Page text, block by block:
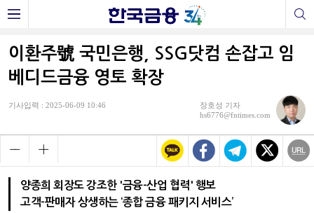
이환주號 국민은행, SSG닷컴 손잡고 임
베디드금융 영토 확장
기사입력 : 2025-06-09 10:46
장호성 기자
hs6776@fntimes.com
양종희 회장도 강조한 '금융-산업 협력' 행보
고객-판매자 상생하는 ‘종합 금융 패키지 서비스’